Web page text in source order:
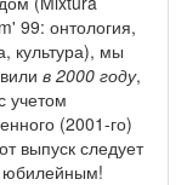
99: онтология,
культура), мы
в 2000 году,
учетом
(2001-го)
выпуск следует
юбилейным!